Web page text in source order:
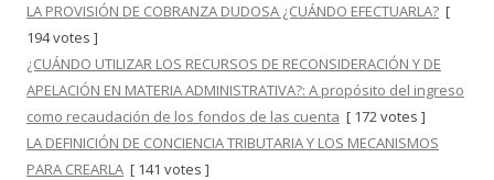
LA PROVISIÓN DE COBRANZA DUDOSA ¿CUÁNDO EFECTUARLA? [
194 votes ]
¿CUÁNDO UTILIZAR LOS RECURSOS DE RECONSIDERACIÓN Y DE
APELACIÓN EN MATERIA ADMINISTRATIVA?: A propósito del ingreso
como recaudación de los fondos de las cuenta [ 172 votes ]
LA DEFINICIÓN DE CONCIENCIA TRIBUTARIA Y LOS MECANISMOS
PARA CREARLA [ 141 votes ]